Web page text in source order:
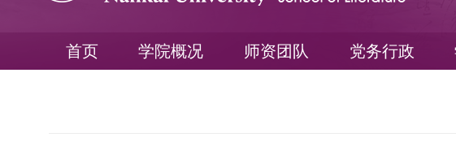
首页 学院概况 师资团队 党务行政